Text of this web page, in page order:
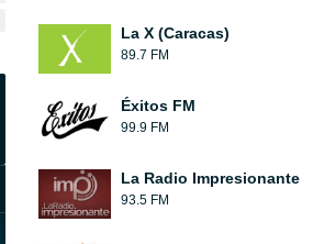
La X (Caracas)
89.7 FM
Éxitos FM
99.9 FM
La Radio Impresionante
93.5 FM